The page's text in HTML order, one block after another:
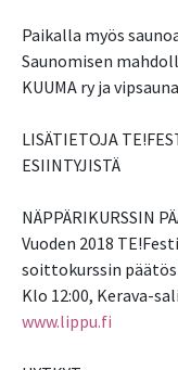
Paikalla myös
Saunomisen
KUUMA ry ja
LISÄTIETOJA
ESIINTYJISTÄ
NÄPPÄRIKURSSIN
Vuoden 2018
soittokurssin
Klo 12:00, Kerava-sali
www.lippu.fi